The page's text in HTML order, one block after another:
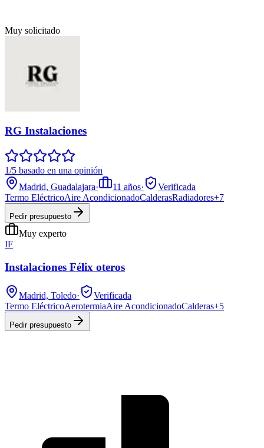
Muy solicitado
RG Instalaciones
1/5 basado en una opinión
Madrid, Guadalajara· 11 años·
Verificada
Termo EléctricoAire AcondicionadoCalderasRadiadores+7
Pedir presupuesto
Muy experto
IF
Instalaciones Félix oteros
Madrid, Toledo·
Verificada
Termo EléctricoAerotermiaAire AcondicionadoCalderas+5
Pedir presupuesto